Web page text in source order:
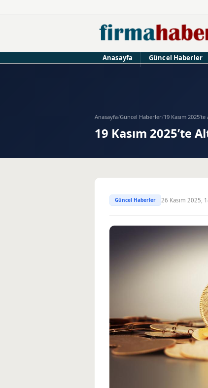
Anasayfa Güncel Haberler
Anasayfa/Güncel Haberler/19 Kasım
19 Kasım 2025’te
Güncel Haberler 26 Kasım 2025,